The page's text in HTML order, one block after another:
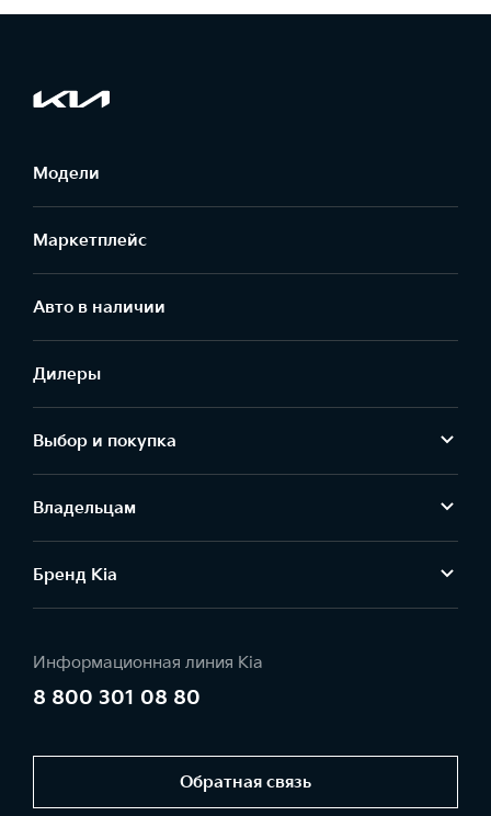
Модели
Маркетплейс
Aвто в наличии
Дилеры
Выбор и покупка
Владельцам
Бренд Kia
Информационная линия Kia
8 800 301 08 80
Обратная связь